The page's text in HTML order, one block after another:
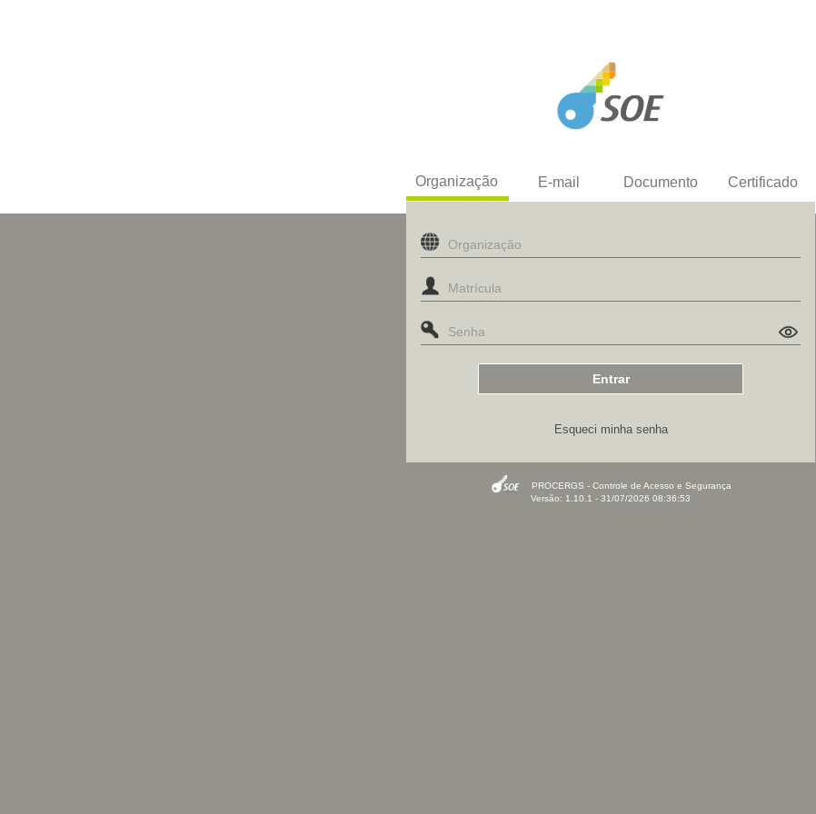
Organização E-mail Documento Certificado
Esqueci minha senha
PROCERGS - Controle de Acesso e Segurança
Versão: 1.10.1 - 31/07/2026 08:36:53